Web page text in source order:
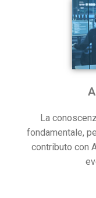
La
fondamentale,
contributo con